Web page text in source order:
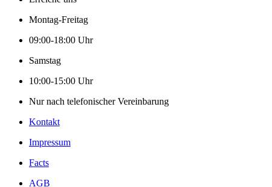
Montag-Freitag
09:00-18:00 Uhr
Samstag
10:00-15:00 Uhr
Nur nach telefonischer Vereinbarung
Kontakt
Impressum
Facts
AGB